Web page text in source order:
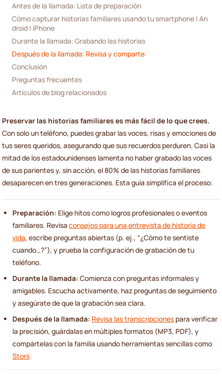
Antes de la llamada: Lista de preparación
Cómo capturar historias familiares usando tu smartphone | An
droid | iPhone
Durante la llamada: Grabando las historias
Después de la llamada: Revisa y comparte
Conclusión
Preguntas frecuentes
Artículos de blog relacionados
Preservar las historias familiares es más fácil de lo que crees.
Con solo un teléfono, puedes grabar las voces, risas y emociones de
tus seres queridos, asegurando que sus recuerdos perduren. Casi la
mitad de los estadounidenses lamenta no haber grabado las voces
de sus parientes y, sin acción, el 80% de las historias familiares
desaparecen en tres generaciones. Esta guía simplifica el proceso:
Preparación: Elige hitos como logros profesionales o eventos
familiares. Revisa consejos para una entrevista de historia de
vida, escribe preguntas abiertas (p. ej., “¿Cómo te sentiste
cuando…?”), y prueba la configuración de grabación de tu
teléfono.
Durante la llamada: Comienza con preguntas informales y
amigables. Escucha activamente, haz preguntas de seguimiento
y asegúrate de que la grabación sea clara.
Después de la llamada: Revisa las transcripciones para verificar
la precisión, guárdalas en múltiples formatos (MP3, PDF), y
compártelas con la familia usando herramientas sencillas como
Storii.